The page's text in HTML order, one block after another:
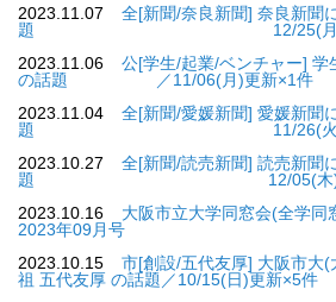
2023.11.07
全[新聞/奈良新聞] 奈良新聞
題 12/25(月)更新
2023.11.06
公[学生/起業/ベンチャー] 学
の話題 ／11/06(月)更新×1件
2023.11.04
全[新聞/愛媛新聞] 愛媛新聞
題 11/26(火)更新
2023.10.27
全[新聞/読売新聞] 読売新聞
題 12/05(木)更
2023.10.16
大阪市立大学同窓会(全学同
2023年09月号
2023.10.15
市[創設/五代友厚] 大阪市大
祖 五代友厚 の話題／10/15(日)更新×5件